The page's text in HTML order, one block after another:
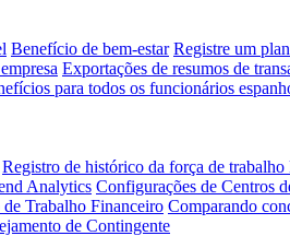
Benefício de bem-estar Registre um
Exportações de resumos de
para todos os funcionários
Registro de histórico da força de trabalho
Analytics Configurações de Centros
Trabalho Financeiro Comparando
de Contingente